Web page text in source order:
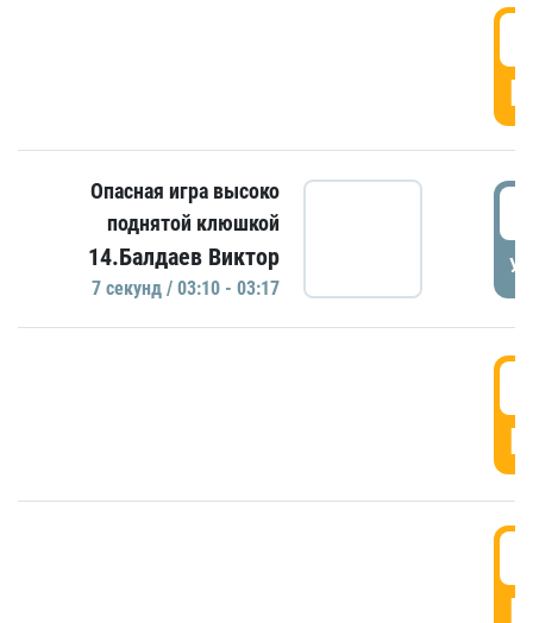
Опасная игра высоко
поднятой клюшкой
14.Балдаев Виктор
7 секунд / 03:10 - 03:17